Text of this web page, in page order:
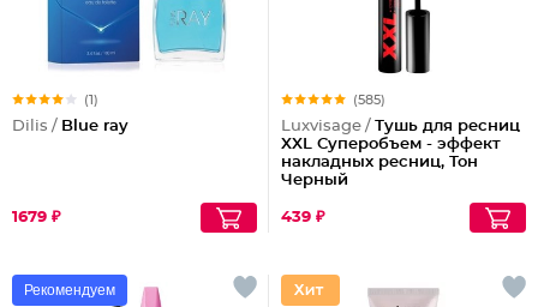
(1)
Dilis / Blue ray
1679 ₽
(585)
Luxvisage / Тушь для ресниц
XXL Суперобъем - эффект
накладных ресниц, Тон
Черный
439 ₽
Рекомендуем